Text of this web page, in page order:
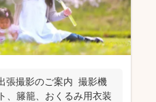
張撮影のご案内 撮影機
、籐籠、おくるみ用衣装